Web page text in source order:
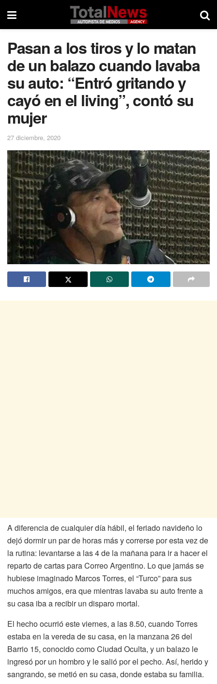
Pasan a los tiros y lo matan
de un balazo cuando lavaba
su auto: “Entró gritando y
cayó en el living”, contó su
mujer
27 diciembre, 2020
A diferencia de cualquier día hábil, el feriado navideño lo
dejó dormir un par de horas más y correrse por esta vez de
la rutina: levantarse a las 4 de la mañana para ir a hacer el
reparto de cartas para Correo Argentino. Lo que jamás se
hubiese imaginado Marcos Torres, el “Turco” para sus
muchos amigos, era que mientras lavaba su auto frente a
su casa iba a recibir un disparo mortal.
El hecho ocurrió este viernes, a las 8.50, cuando Torres
estaba en la vereda de su casa, en la manzana 26 del
Barrio 15, conocido como Ciudad Oculta, y un balazo le
ingresó por un hombro y le salió por el pecho. Así, herido y
sangrando, se metió en su casa, donde estaba su familia.